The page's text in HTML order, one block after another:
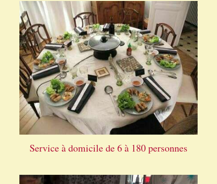
Service à domicile de 6 à 180 personnes